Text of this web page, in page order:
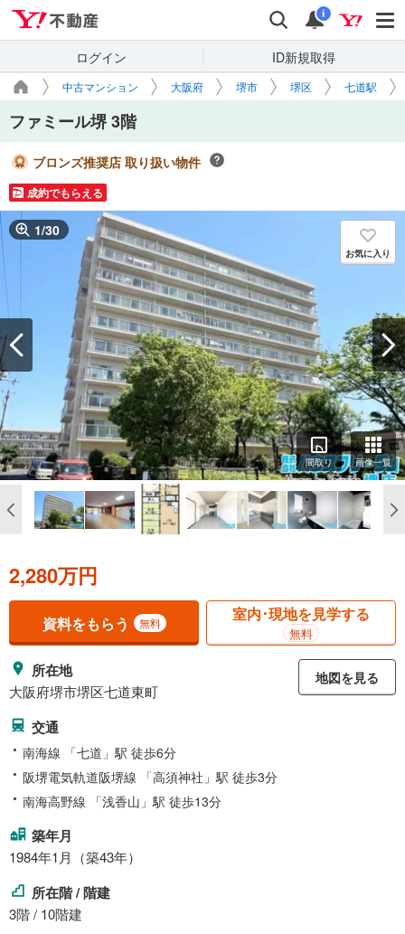
検索 通知
i
ログイン ID新規取得
中古マンション 大阪府 堺市 堺区 七道駅
ファミール堺 3階
ブロンズ推奨店 取り扱い物件
成約でもらえる
1/30
お気に入り
間取り 画像一覧
2,280万円
資料をもらう 無料 室内･現地を見学する
無料
所在地
大阪府堺市堺区七道東町
地図を見る
交通
南海線 「七道」駅 徒歩6分
阪堺電気軌道阪堺線 「高須神社」駅 徒歩3分
南海高野線 「浅香山」駅 徒歩13分
築年月
1984年1月（築43年）
所在階 / 階建
3階 / 10階建